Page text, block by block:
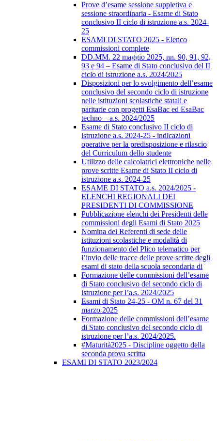
Prove d’esame sessione suppletiva e
sessione straordinaria - Esame di Stato
conclusivo II ciclo di istruzione a.s. 2024-
25
ESAMI DI STATO 2025 - Elenco
commissioni complete
DD.MM. 22 maggio 2025, nn. 90, 91, 92,
93 e 94 – Esame di Stato conclusivo del II
ciclo di istruzione a.s. 2024/2025
Disposizioni per lo svolgimento dell’esame
conclusivo del secondo ciclo di istruzione
nelle istituzioni scolastiche statali e
paritarie con progetti EsaBac ed EsaBac
techno – a.s. 2024/2025
Esame di Stato conclusivo II ciclo di
istruzione a.s. 2024-25 - indicazioni
operative per la predisposizione e rilascio
del Curriculum dello studente
Utilizzo delle calcolatrici elettroniche nelle
prove scritte Esame di Stato II ciclo di
istruzione a.s. 2024-25
ESAME DI STATO a.s. 2024/2025 -
ELENCHI REGIONALI DEI
PRESIDENTI DI COMMISSIONE
Pubblicazione elenchi dei Presidenti delle
commissioni degli Esami di Stato 2025
Nomina dei Referenti di sede delle
istituzioni scolastiche e modalità di
funzionamento del Plico telematico per
l’invio delle tracce delle prove scritte degli
esami di stato della scuola secondaria di
Formazione delle commissioni dell’esame
di Stato conclusivo del secondo ciclo di
istruzione per l’a.s. 2024/2025
Esami di Stato 24-25 - OM n. 67 del 31
marzo 2025
Formazione delle commissioni dell’esame
di Stato conclusivo del secondo ciclo di
istruzione per l’a.s. 2024/2025.
#Maturità2025 - Discipline oggetto della
seconda prova scritta
ESAMI DI STATO 2023/2024